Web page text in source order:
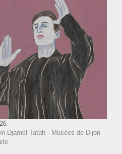
Djamel Tatah - Musées de Dijon